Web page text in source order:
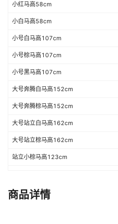
小红马高58cm
小白马高58cm
小号白马高107cm
小号棕马高107cm
小号黑马高107cm
大号奔腾白马高152cm
大号奔腾棕马高152cm
大号站立白马高162cm
大号站立棕马高162cm
站立小棕马高123cm
一对
商品详情